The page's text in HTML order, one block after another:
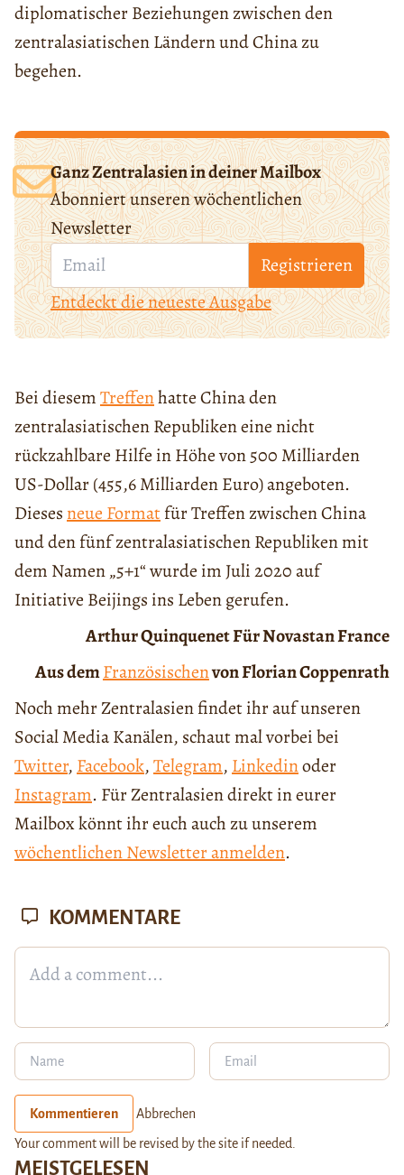
diplomatischer Beziehungen zwischen den
zentralasiatischen Ländern und China zu
begehen.
Ganz Zentralasien in deiner Mailbox
Abonniert unseren wöchentlichen
Newsletter
Registrieren
Entdeckt die neueste Ausgabe
Bei diesemTreffenhatte China den
zentralasiatischen Republiken eine nicht
rückzahlbare Hilfe in Höhe von 500 Milliarden
US-Dollar (455,6 Milliarden Euro) angeboten.
Diesesneue Formatfür Treffen zwischen China
und den fünf zentralasiatischen Republiken mit
dem Namen „5+1“ wurde im Juli 2020 auf
Initiative Beijings ins Leben gerufen.
Arthur Quinquenet Für Novastan France
Aus demFranzösischenvon Florian Coppenrath
Noch mehr Zentralasien findet ihr auf unseren
Social Media Kanälen, schaut mal vorbei bei
Twitter, Facebook,Telegram, Linkedinoder
Instagram. Für Zentralasien direkt in eurer
Mailbox könnt ihr euch auch zu unserem
wöchentlichen Newsletter anmelden.
MEISTGELESEN
KOMMENTARE
Kommentieren Abbrechen
Your comment will be revised by the site if needed.